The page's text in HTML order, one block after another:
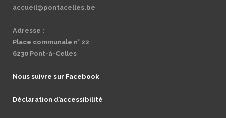
accueil@pontacelles.be
Adresse :
Place communale n° 22
6230 Pont-à-Celles
Nous suivre sur Facebook
Déclaration d’accessibilité